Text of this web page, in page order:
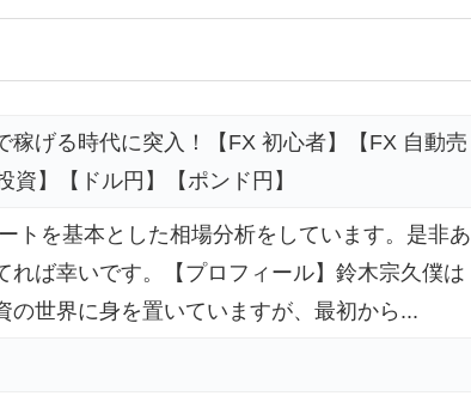
稼げる時代に突入！【FX 初心者】【FX 自動売
】【ドル円】【ポンド円】
トを基本とした相場分析をしています。是非あ
れば幸いです。【プロフィール】鈴木宗久僕は
の世界に身を置いていますが、最初から...